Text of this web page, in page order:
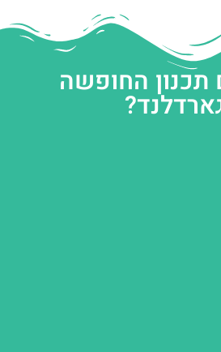
תכנון החופשה